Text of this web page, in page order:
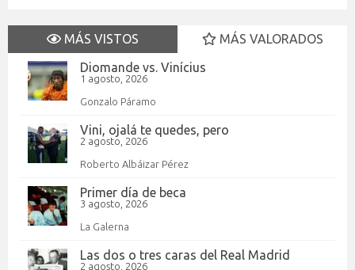
MÁS VISTOS
MÁS VALORADOS
Diomande vs. Vinícius
1 agosto, 2026
Gonzalo Páramo
Vini, ojalá te quedes, pero
2 agosto, 2026
Roberto Albáizar Pérez
Primer día de beca
3 agosto, 2026
La Galerna
Las dos o tres caras del Real Madrid
2 agosto, 2026